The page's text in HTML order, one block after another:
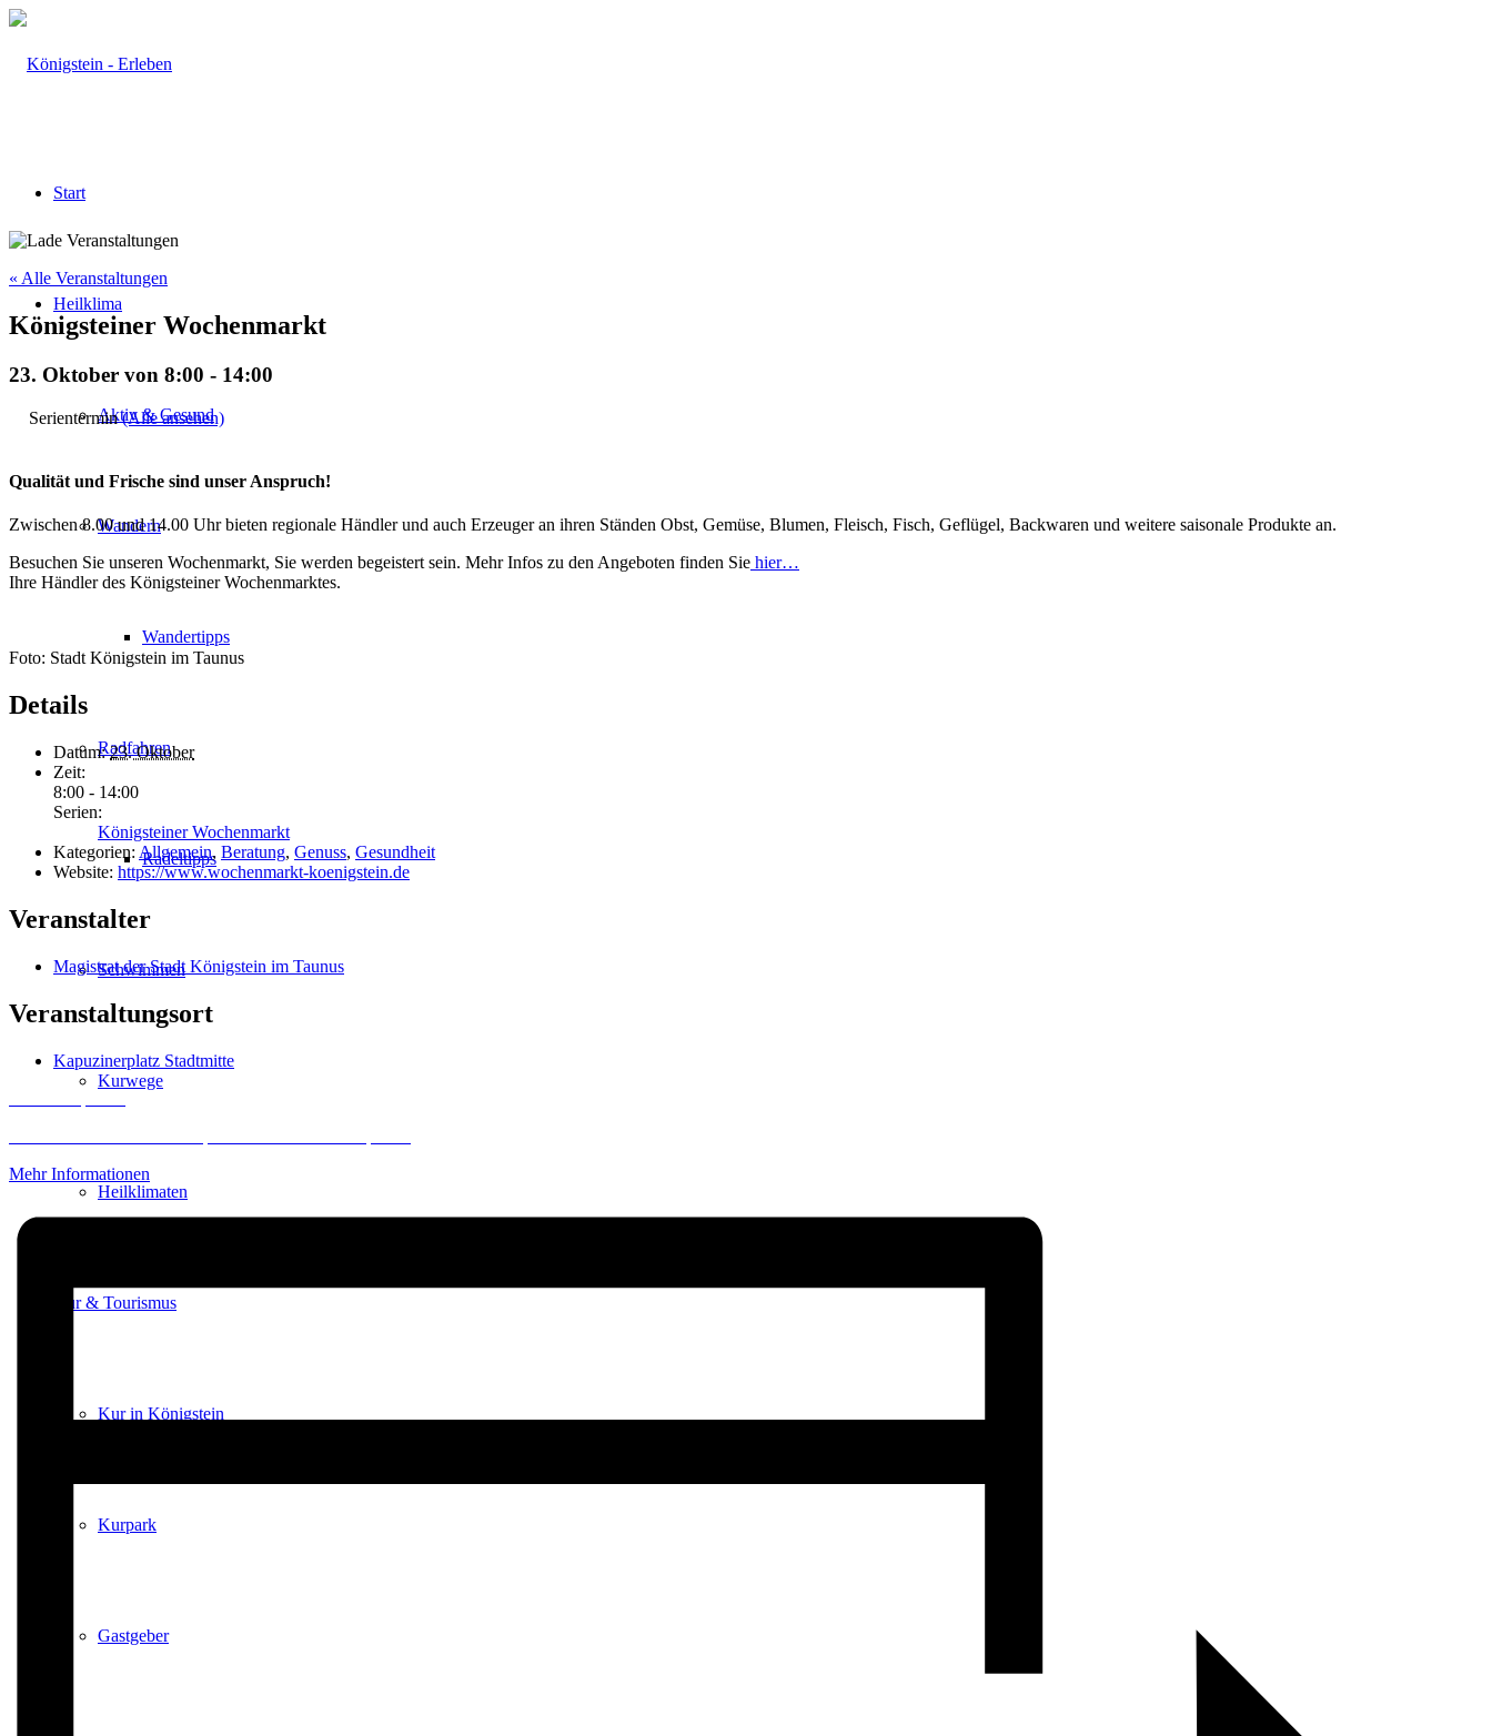
Start
Heilklima
Aktiv & Gesund
Wandern
Wandertipps
Radfahren
Radeltipps
Schwimmen
Kurwege
Heilklimaten
Kur & Tourismus
Kur in Königstein
Kurpark
Gastgeber
« Alle Veranstaltungen
Königsteiner Wochenmarkt
23. Oktober von 8:00 - 14:00
Serientermin(Alle ansehen)
Qualität und Frische sind unser Anspruch!
Zwischen 8.00 und 14.00 Uhr bieten regionale Händler und auch Erzeuger an ihren Ständen Obst, Gemüse, Blumen, Fleisch, Fisch, Geflügel, Backwaren und weitere saisonale Produkte an.
Besuchen Sie unseren Wochenmarkt, Sie werden begeistert sein. Mehr Infos zu den Angeboten finden Sie hier…
Ihre Händler des Königsteiner Wochenmarktes.
Foto: Stadt Königstein im Taunus
Details
Datum: 23. Oktober
Zeit:
8:00 - 14:00
Serien:
Königsteiner Wochenmarkt
Kategorien: Allgemein, Beratung, Genuss, Gesundheit
Website: https://www.wochenmarkt-koenigstein.de
Veranstalter
Magistrat der Stadt Königstein im Taunus
Veranstaltungsort
Kapuzinerplatz Stadtmitte
Mehr Informationen